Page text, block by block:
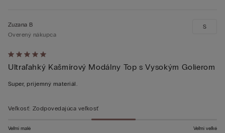
Hodnotenie:
5
z 5
Zuzana B
Overený nákupca
Ultraľahký Kašmírový Modálny Top s Vysokým Golierom
Super, príjemný materiál.
S
Veľkosť: Zodpovedajúca veľkosť
Veľmi malé Veľmi veľké